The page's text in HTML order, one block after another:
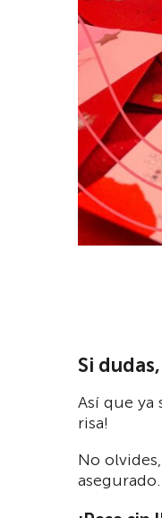
Si
Así que ya
risa!
No
asegurado.